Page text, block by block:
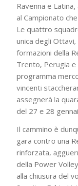
Ravenna e
al Campionato
Le quattro
unica degli
formazioni della
Trento, Perugia e
programma
vincenti
assegnerà la
del 27 e 28
Il cammino è
gara contro una
rinforzata,
della Power
alla chiusura del